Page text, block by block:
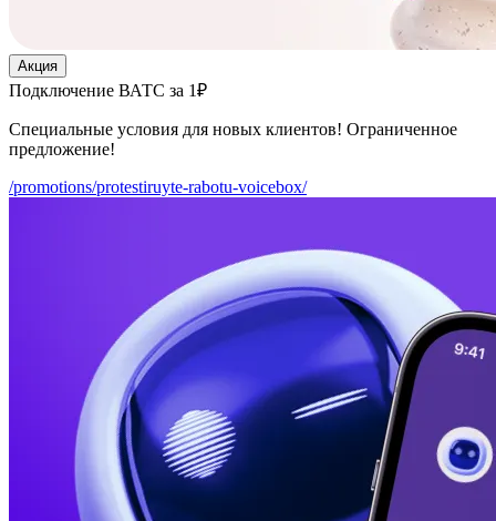
Акция
Подключение ВАТС за 1₽
Специальные условия для новых клиентов! Ограниченное
предложение!
/promotions/protestiruyte-rabotu-voicebox/